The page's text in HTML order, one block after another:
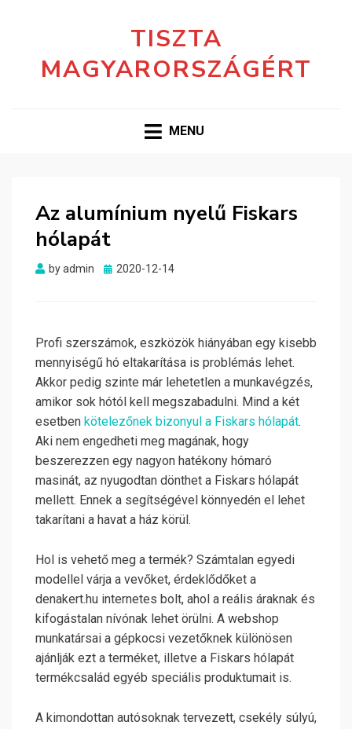
TISZTA
MAGYARORSZÁGÉRT
MENU
Az alumínium nyelű Fiskars
hólapát
byadmin
Posted
2020-12-14
Profi szerszámok, eszközök hiányában egy kisebb
mennyiségű hó eltakarítása is problémás lehet.
Akkor pedig szinte már lehetetlen a munkavégzés,
amikor sok hótól kell megszabadulni. Mind a két
esetben kötelezőnek bizonyul a Fiskars hólapát.
Aki nem engedheti meg magának, hogy
beszerezzen egy nagyon hatékony hómaró
masinát, az nyugodtan dönthet a Fiskars hólapát
mellett. Ennek a segítségével könnyedén el lehet
takarítani a havat a ház körül.
Hol is vehető meg a termék? Számtalan egyedi
modellel várja a vevőket, érdeklődőket a
denakert.hu internetes bolt, ahol a reális áraknak és
kifogástalan nívónak lehet örülni. A webshop
munkatársai a gépkocsi vezetőknek különösen
ajánlják ezt a terméket, illetve a Fiskars hólapát
termékcsalád egyéb speciális produktumait is.
A kimondottan autósoknak tervezett, csekély súlyú,